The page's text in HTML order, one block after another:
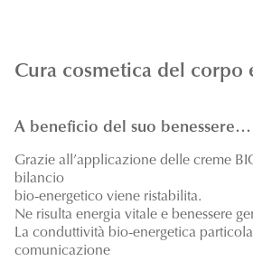
Cura cosmetica del corpo
A beneficio del suo benessere…
Grazie all’applicazione delle creme
bilancio
bio-energetico viene ristabilita.
Ne risulta energia vitale e benessere
La conduttività bio-energetica
comunicazione